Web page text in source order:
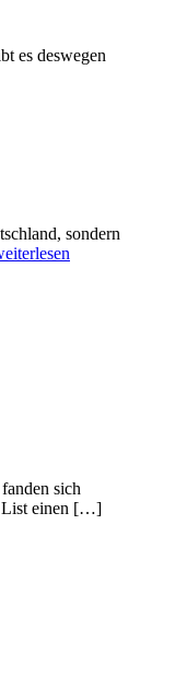
es deswegen
sondern
sich
List einen […]